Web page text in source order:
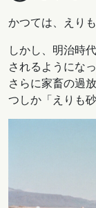
かつては、えり
しかし、明治時
されるようにな
さらに家畜の過
つしか「えりも